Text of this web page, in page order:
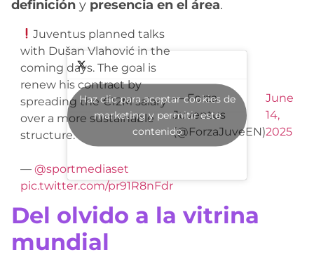
definición y presencia en el área.
Juventus planned talks
with Dušan Vlahović in the
coming days. The goal is
renew his contract by
spreading the €12M salary
over a more sustainable
structure.
— @sportmediaset
pic.twitter.com/pr91R8nFdr
— Forza
Juventus
(@ForzaJuveEN)
June
14,
2025
Haz clic para aceptar cookies de
marketing y permitir este
contenido
Del olvido a la vitrina
mundial